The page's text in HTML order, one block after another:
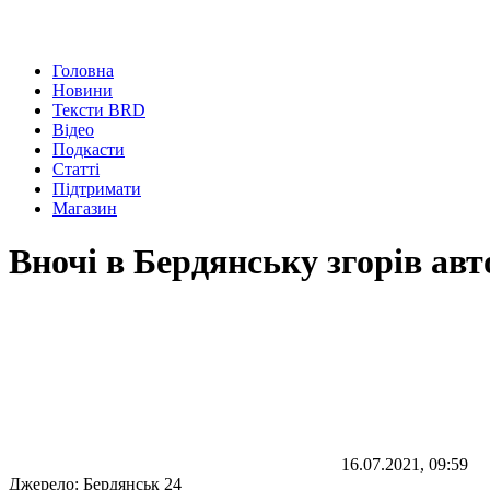
Головна
Новини
Тексти BRD
Відео
Подкасти
Статті
Підтримати
Магазин
Вночі в Бердянську згорів
16.07.2021, 09:59
Джерело: Бердянськ 24